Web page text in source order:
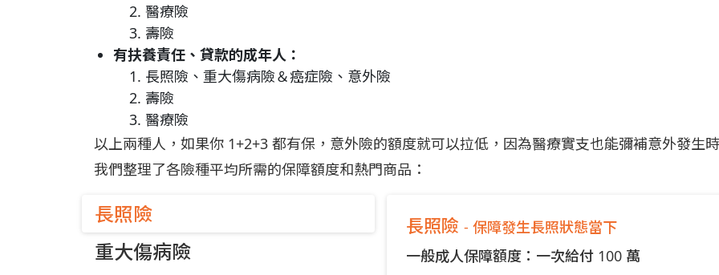
醫療險
壽險
有扶養責任、貸款的成年人：
長照險、重大傷病險＆癌症險、意外險
壽險
醫療險
以上兩種人，如果你 1+2+3 都有保，意外險的額度就可以拉低，因為醫療實支也能彌補意外發生
我們整理了各險種平均所需的保障額度和熱門商品：
長照險
重大傷病險
長照險 - 保障發生長照狀態當下
一般成人保障額度：一次給付 100 萬